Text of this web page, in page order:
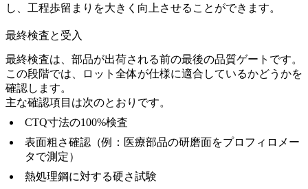
し、工程歩留まりを大きく向上させることができます。
最終検査と受入
最終検査は、部品が出荷される前の最後の品質ゲートです。
この段階では、ロット全体が仕様に適合しているかどうかを
確認します。
主な確認項目は次のとおりです。
CTQ寸法の100%検査
表面粗さ確認（例：医療部品の研磨面をプロフィロメー
タで測定）
熱処理鋼に対する硬さ試験